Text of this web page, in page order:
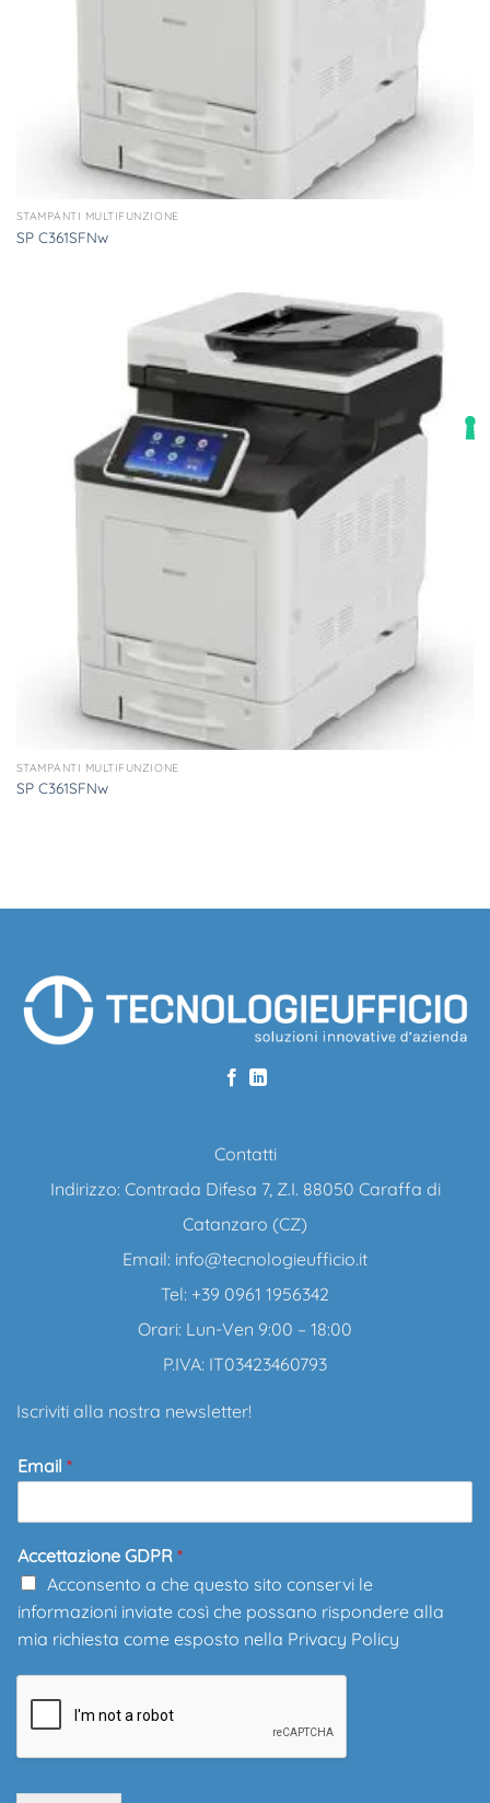
STAMPANTI MULTIFUNZIONE
SP C361SFNw
STAMPANTI MULTIFUNZIONE
SP C361SFNw
Contatti
Indirizzo: Contrada Difesa 7, Z.I. 88050 Caraffa di
Catanzaro (CZ)
Email: info@tecnologieufficio.it
Tel: +39 0961 1956342
Orari: Lun-Ven 9:00 – 18:00
P.IVA: IT03423460793
Iscriviti alla nostra newsletter!
Email *
Accettazione GDPR *
Acconsento a che questo sito conservi le
informazioni inviate così che possano rispondere alla
mia richiesta come esposto nella Privacy Policy